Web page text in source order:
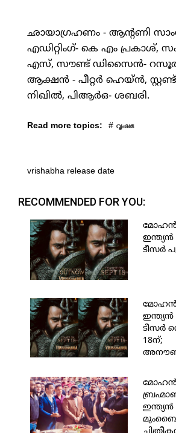
ഛായാഗ്രഹണം - ആന്റണി
എഡിറ്റിംഗ്- കെ എം പ്രകാശ്,
എസ്, സൗണ്ട് ഡിസൈന്‍- റസൂല്‍
ആക്ഷന്‍ - പീറ്റര്‍ ഹെയ്ന്‍,
നിഖില്‍, പിആര്‍ഒ- ശബരി.
Read more topics: # വൃഷഭ
vrishabha release date
RECOMMENDED FOR YOU:
ഇന്ത്യന്‍
ടീസര്‍
ഇന്ത്യന്‍
ടീസര്‍
18ന്;
ഇന്ത്യന്‍